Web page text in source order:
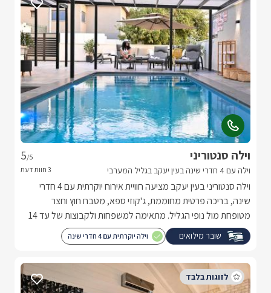
וילה סנטוריני
וילה עם 4 חדרי שינה בעין יעקב בגליל המערבי
5/5
וילה סנטוריני בעין יעקב מציעה חוויית אירוח יוקרתית עם 4 חדרי
שינה, בריכה פרטית מחוממת, ג'קוזי ספא, מטבח חוץ וחצר
מטופחת מול נופי הגליל. מתאימה למשפחות ולקבוצות של עד 14
אורחים המחפשים חופשה פרטית ומפנקת.
שובר מילואים וילה יוקרתית עם 4 חדרי שינה